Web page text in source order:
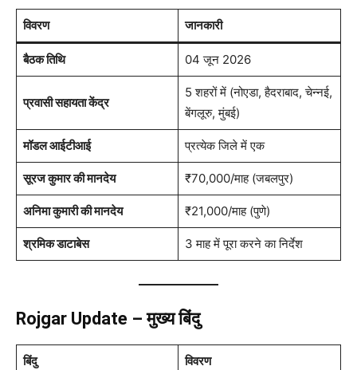
विवरण जानकारी
बैठक तिथि 04 जून 2026
प्रवासी सहायता केंद्र
5 शहरों में (नोएडा, हैदराबाद, चेन्नई,
बेंगलूरु, मुंबई)
मॉडल आईटीआई प्रत्येक जिले में एक
सूरज कुमार की मानदेय ₹70,000/माह (जबलपुर)
अनिमा कुमारी की मानदेय ₹21,000/माह (पुणे)
श्रमिक डाटाबेस 3 माह में पूरा करने का निर्देश
Rojgar Update – मुख्य बिंदु
बिंदु विवरण